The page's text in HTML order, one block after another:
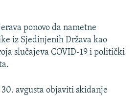
2024.
BIH
ponovo da nametne
iz Sjedinjenih Država kao
slučajeva COVID-19 i politički
30. avgusta objaviti skidanje